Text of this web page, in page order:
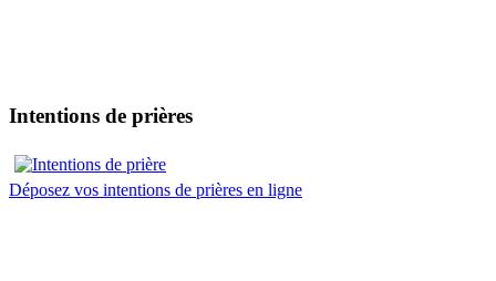
Intentions de prières
Déposez vos intentions de prières en ligne